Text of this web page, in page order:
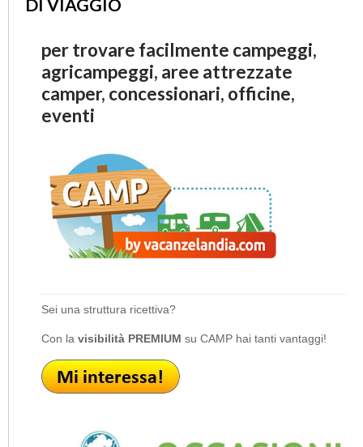
DI VIAGGIO
per trovare facilmente campeggi,
agricampeggi, aree attrezzate
camper, concessionari, officine,
eventi
Sei una struttura ricettiva?
Con la visibilità PREMIUM su CAMP hai tanti vantaggi!